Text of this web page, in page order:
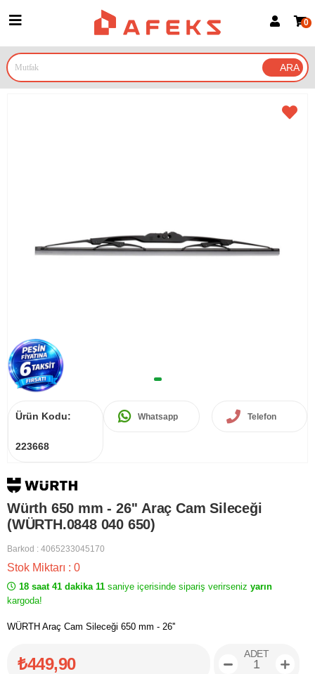
Google İle Bağlan
0
Ürün Kodu:
223668
Whatsapp Telefon
Würth 650 mm - 26'' Araç Cam Sileceği
(WÜRTH.0848 040 650)
Barkod : 4065233045170
Stok Miktarı : 0
18 saat 41 dakika 11 saniye içerisinde sipariş verirseniz yarın
kargoda!
WÜRTH Araç Cam Sileceği 650 mm - 26''
₺449,90
ADET